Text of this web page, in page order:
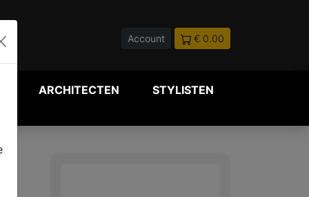
Account € 0.00
ARCHITECTEN STYLISTEN